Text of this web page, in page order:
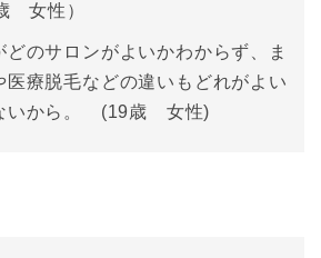
女性）
どのサロンがよいかわからず、ま
医療脱毛などの違いもどれがよい
いから。 (19歳 女性)